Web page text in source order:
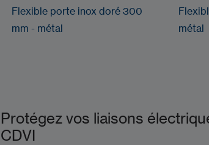
Flexible porte inox doré 300
mm - métal
métal
Protégez vos liaisons
CDVI